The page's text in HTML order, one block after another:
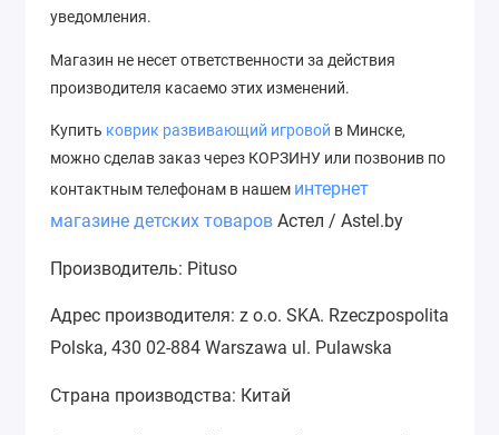
уведомления.
Магазин не несет ответственности за действия
производителя касаемо этих изменений.
Купить коврик развивающий игровой в Минске,
можно сделав заказ через КОРЗИНУ или позвонив по
контактным телефонам в нашем интернет
магазине детских товаров Астел / Astel.by
Производитель: Pituso
Адрес производителя: z o.o. SKA. Rzeczpospolita
Polska, 430 02-884 Warszawa ul. Pulawska
Страна производства: Китай